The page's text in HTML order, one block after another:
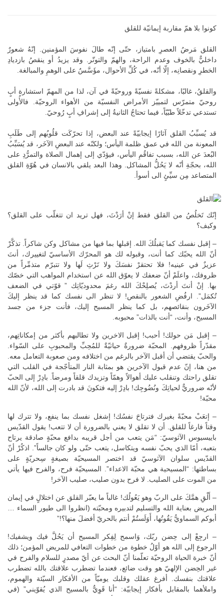
كونوا بلا همّ مقاربة إيمانيّة للقلق
القلق مَرضُ العصرِ بامتياز، حتّى إنّه طالَ نفوسَ المؤمنين. إنّهُ شعورٌ
داخليٌّ بالخوف وعدم الراحة، والهمّ والتوتّر. وقد يزيدُ أو ينقصُ بازديادِ
الخطرِ ونقصانِه، إلّا أنّه، في كُلِّ الأحوال، مؤَسَّسٌ على الوهمِ والمبالغة.
والقلقُ، غالبًا، مشكلةً نفسيّةً وروحيّةً في آن، لذا من المهمّ استشارة أبٍ
روحيّ متمرّس لتمييّز الأمراض النفسيّة من الأهواء الروحيّة. فالأُولى
تستدعي تدخّلاً طبّيّاً، فيما تحتاجُ الثانيةُ إلى إشرافِ أبٍ رُوحيّ.
قد يُسبِّبُ القلق آثارًا إيجابيّةً عند البعض، إذا تحرّكَت قلُوبُهم إلى طَلَبِ
المعونة من الله في عمق ظلمة اليأس؛ ولكنّه عند البعضِ الآخَر، قد يُسَبِّبُ
البُعدَ عن الله، بسبب تفاقُمِ اليأس، فيؤدّي إلى إهمال الصلاة والتمرُّدِ على
الله، بحجّةِ أنّه لا يَحُلُّ المشاكل. وهذا البعد يلقي بالانسان في هُوّةِ القلق
المتصاعد مِن سيِّئٍ الى أسوأ.
إنّك تَخلُصُ من القلق فقط إنْ أرَدْتَ، فهل تريد ان تتغلّب على القلق؟
وكيف؟
– إقبل نفسك كما يَقبلُكَ الله. إقبلها بما فيها من مشاكل وكن شاكراً. تذكَّرْ
أنّ الله يحبّك كما أنت، وقبوله لك هو المحرّك الأساسيّ لتغييرك، أنتَ
عزيزٌ في عينيه! فلا تحتقرْ نفسَكَ ولا تَرْثِ لَها ولا تتبرّم متذمِّراً من
ظروفك، واعلَمْ أنّ ضعفك لا يعوّق الله عن استخدام المواهب التي خصّك
بها. إنْ أنتَ أردْتَ، يُصلِحْكَ الله رغمَ محدوديّاتِك ” قوّتي في الضعف
تُكمَل”. ارفُضِ الشعور بالنقص! لا تنظر الى نفسك كما قد ينظر إليكَ
الآخَرون بنقائصهم، بل كما ينظر المسيح إليك، فأنت جزء من جسد
المسيح، وأنت، “أنت بالذات” محبوبه.
– إقبل مَن حولك! أحبب! إقبل الاخرين ولا تطالبهم بأكثر من إمكاناتِهم،
مقدّراً ظروفهم. المحبّة ضرورةٌ حياتيّةٌ للمُحِبِّ والمحبوبِ على السّواء.
والحبّ يقتضي أن أقبل الآخر بالرغم من اختلافه ومن صعوبة التعامل معه.
من هنا، إنّ عدم قبول الآخرين هو بمثابة النار المتأجّجة في القلب التي
تقلق راحتك وتنقلب عليك أهوالاً وهمّاً وتزيدك قلقاً ومرضاً. بادِرْ إلى الحبّ
لأنّه ضروريٌّ لحياتِكَ ونُضُوجِك! بادِرْ إليه فتكونَ قد بادرت إلى الله، لأنّ الله
محبّة!
– إتعَبْ محبّةً بغيرك فترتاحَ نفسُك! إشغل نفسك بما ينفع، ولا تترك لها
وقتاً فارغاً للقلق. أن لا تقلق لا يعني بالضرورة أن لا تتعب! يقول القدّيس
باييسيوس الآثوسيّ: “مَن يتعب من أجل قريبه بدافع محبّةٍ صادقة يرتاح
بتعبه، أمّا الذي يحبّ نفسه ويتكاسل، يتعب حتّى ولو كان جالساً”. اذكُرْ أنّ
القدّيس سلوان الآثوسيّ قد اختصر المسيحيّة بصيغةٍ سِحريّةٍ على
بساطتها: “المسيحية هي محبّة الاعداء”. المسيحيّة فرح، والفرح فيها يأتي
من الموت على الصليب. لا فرح بدون صليب، صليب الآخر!
– أَلْقِ همَّكَ على الربّ وهو يَعُولُك! غالباً ما يعبّر القلق عن اختلالٍ في إيمان
المريض بعناية الله والتسليم لتدبيره ومحبّته (انظروا الى طيور السماء …
أبوكم السماويُّ يَقُوتُها، أَوَلَستُمْ أنتم بالحريّ أفضلَ منها؟!”
– ارجِعْ إلى حِضن ربّك، وَاسمح لِفِكر المسيح أن يَحُلَّ فيك ويشفيك!
الرجوع إلى الله هو أوّلُ خطوة من خطوات التعافي للمريض المؤمن؛ ذلك
أنّ خبرة الحياة الروحيّة تعلّمنا أنّ البحث عن أيّ مصدرٍ للسلام والفرح في
غير الحِضن الإلهيّ هو وقت ضائع، فعندما تضطرب علاقتك بالله تضطرب
علاقتك بنفسك. أفرغ عقلك وقلبك يوميّاً من الأفكار السيّئة والهموم،
واملأهما بالمقابل بأفكار إيجابيّة: “أنا قَوِيٌّ بالمسيح الذي يُقوّيني” (في